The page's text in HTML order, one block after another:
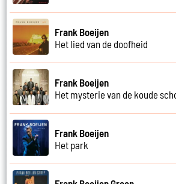
Frank Boeijen
Het lied van de doofheid
Frank Boeijen
Het mysterie van de koude
Frank Boeijen
Het park